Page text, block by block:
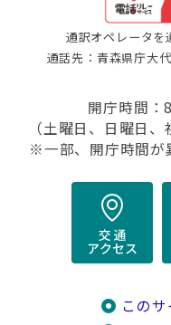
通訳オペレータを
通話先：青森県庁大
開庁時間：
（土曜日、日曜日
※一部、開庁時間が
この